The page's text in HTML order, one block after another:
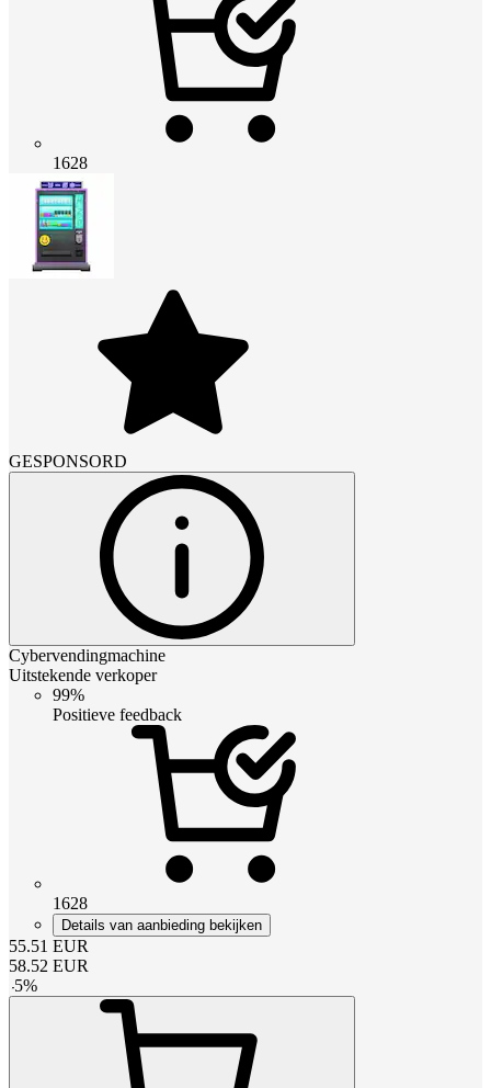
1628
GESPONSORD
Cybervendingmachine
Uitstekende verkoper
99%
Positieve feedback
1628
Details van aanbieding bekijken
55.51 EUR
58.52 EUR
-5%